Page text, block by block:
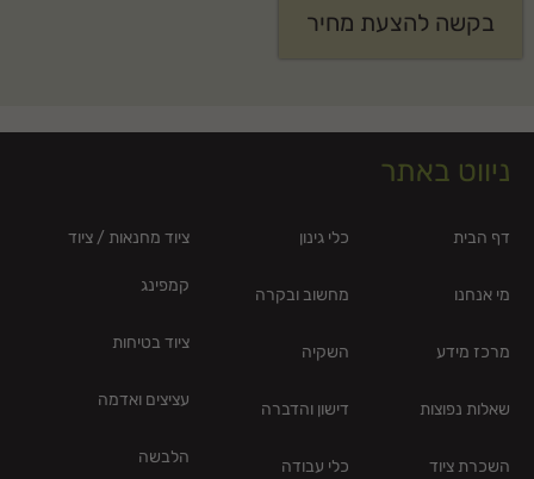
בקשה להצעת מחיר
ניווט באתר
דף הבית
מי אנחנו
מרכז מידע
שאלות נפוצות
השכרת ציוד
כלי גינון
מחשוב ובקרה
השקיה
דישון והדברה
כלי עבודה
ציוד מחנאות / ציוד
קמפינג
ציוד בטיחות
עציצים ואדמה
הלבשה